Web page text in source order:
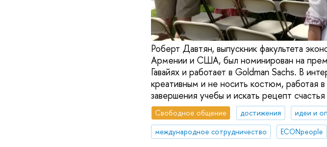
Роберт Давтян, выпускник факультета
Армении и США, был номинирован на
Гавайях и работает в Goldman Sachs. В
креативным и не носить костюм, работая
завершения учебы и искать рецепт
Свободное общение достижения идеи и
международное сотрудничество
ECONpeople